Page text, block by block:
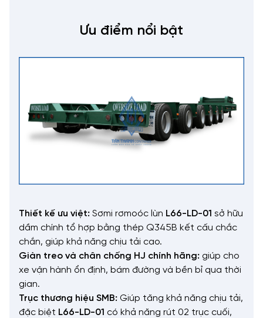
Ưu điểm nổi bật
Thiết kế ưu việt: Sơmi rơmoóc lùn L66-LD-01 sở hữu
dầm chính tổ hợp bằng thép Q345B kết cấu chắc
chắn, giúp khả năng chịu tải cao.
Giàn treo và chân chống HJ chính hãng: giúp cho
xe vận hành ổn định, bám đường và bền bỉ qua thời
gian.
Trục thương hiệu SMB: Giúp tăng khả năng chịu tải,
đặc biệt L66-LD-01 có khả năng rút 02 trục cuối,